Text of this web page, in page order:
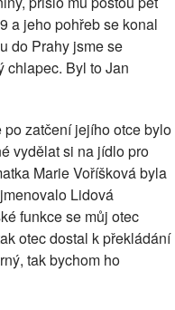
a jeho pohřeb se konal
do Prahy jsme se
chlapec. Byl to Jan
zatčení jejího otce bylo
vydělat si na jídlo pro
Marie Voříšková byla
Lidová
funkce se můj otec
otec dostal k překládání
tak bychom ho